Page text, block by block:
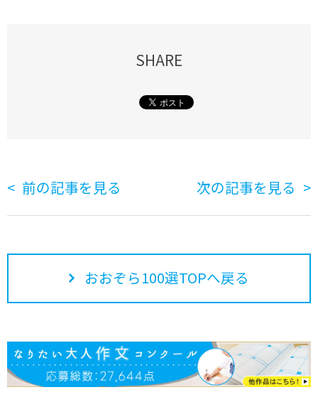
SHARE
前の記事を見る 次の記事を見る
おおぞら100選TOPへ戻る